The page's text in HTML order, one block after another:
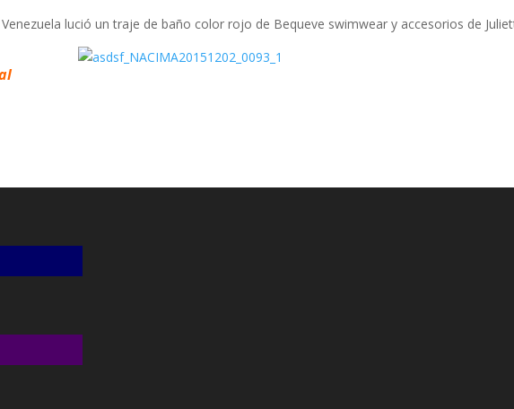
lució un traje de baño color rojo de Bequeve swimwear y accesorios de